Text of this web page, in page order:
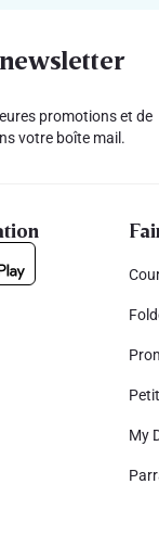
promotions et de
votre boîte mail.
My